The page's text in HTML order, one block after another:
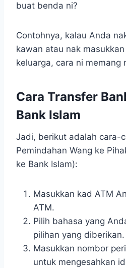
buat benda ni?
Contohnya, kalau Anda
kawan atau nak
keluarga, cara ni memang
Cara Transfer
Bank Islam
Jadi, berikut adalah cara-
Pemindahan Wang ke
ke Bank Islam):
Masukkan kad ATM
ATM.
Pilih bahasa yang
pilihan yang diberikan.
Masukkan nombor
untuk mengesahkan